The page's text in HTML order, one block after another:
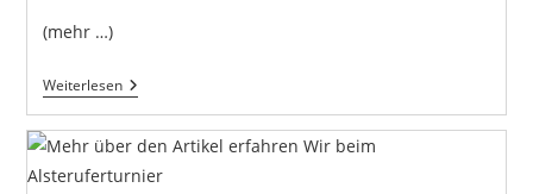
(mehr …)
WeiterlesenBrecht-
Gymnasium
Deutscher
2017!